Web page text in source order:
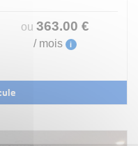
ou 363.00 €
/ mois i